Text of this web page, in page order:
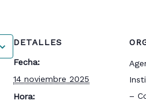
DETALLES
Fecha:
14 noviembre 2025
Hora:
–